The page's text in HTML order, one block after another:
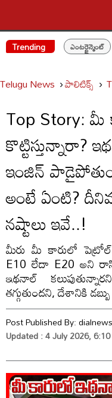
Trending ఎంటర్టైన్మెంట్
Telugu News పాలిటిక్స్‌
Top Story:
కొట్టిస్తున్నారా?
ఇంజిన్
అంటే ఏంటి?
నష్టాలు ఇవే..!
మీరు మీ కారులో పెట్రోల్
E10 లేదా E20 అని
ఇథనాల్
తగ్గుతుందని, దేశానికి
Post Published By:dialnews
Updated : 4 July 2026,